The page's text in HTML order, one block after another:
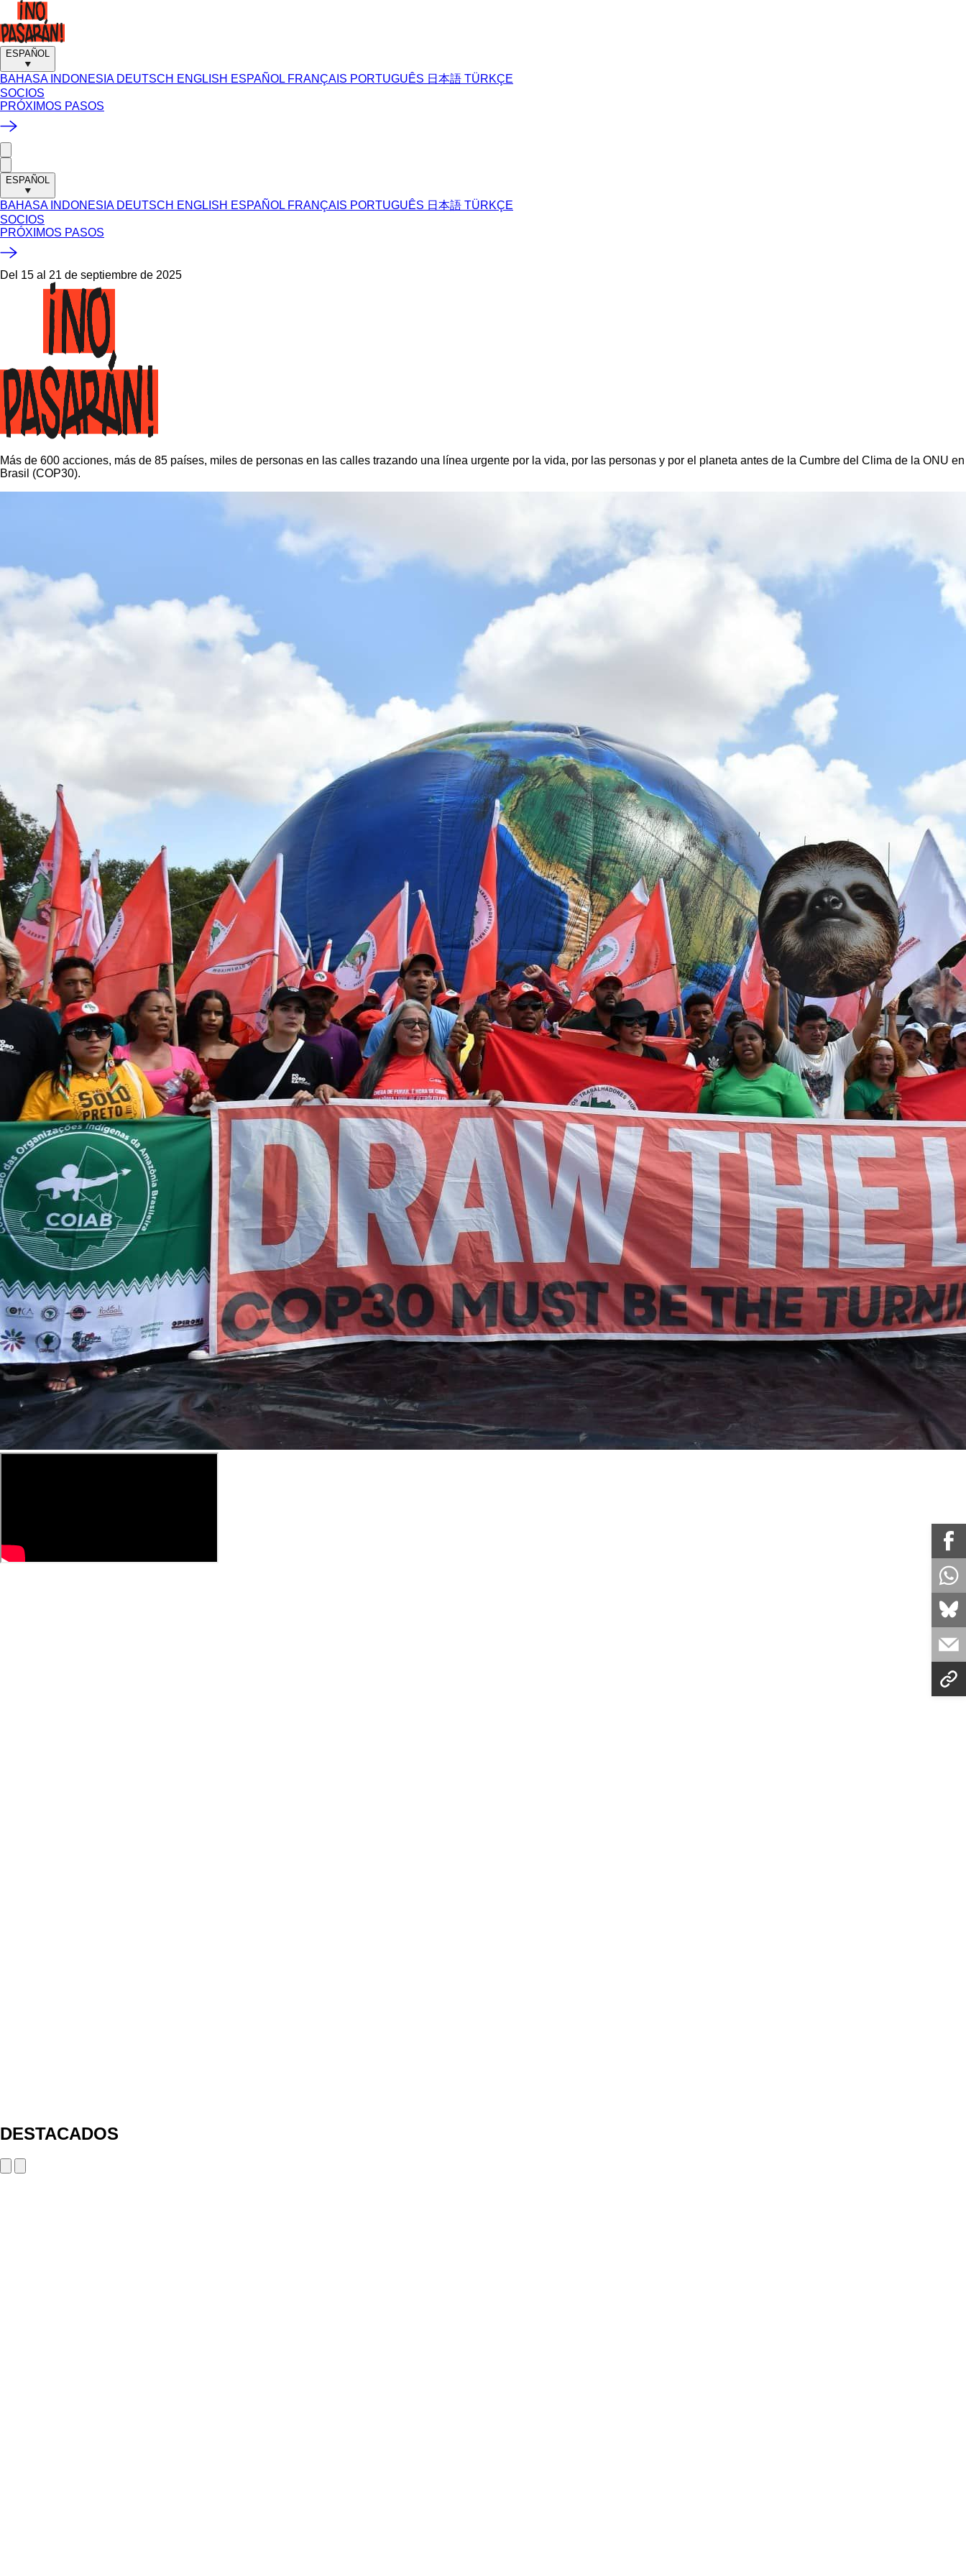
ESPAÑOL
BAHASA INDONESIA DEUTSCH ENGLISH ESPAÑOL FRANÇAIS PORTUGUÊS 日本語 TÜRKÇE
SOCIOS
PRÓXIMOS PASOS
ESPAÑOL
BAHASA INDONESIA DEUTSCH ENGLISH ESPAÑOL FRANÇAIS PORTUGUÊS 日本語 TÜRKÇE
SOCIOS
PRÓXIMOS PASOS
Del 15 al 21 de septiembre de 2025
Más de 600 acciones, más de 85 países, miles de personas en las calles trazando una línea urgente por la vida, por las personas y por el planeta antes de la Cumbre del Clima de la ONU en
Brasil (COP30).
DESTACADOS